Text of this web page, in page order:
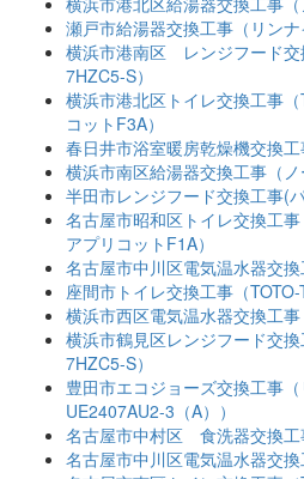
瀬戸市給湯器交換工事（リンナ
横浜市港南区 レンジフード交
7HZC5-S）
横浜市港北区トイレ交換工事
コットF3A）
春日井市浴室暖房乾燥機交換
横浜市南区給湯器交換工事（ノ
半田市レンジフード交換工事(
名古屋市昭和区トイレ交換工
アプリコットF1A）
名古屋市中川区電気温水器交換
座間市トイレ交換工事（TOTO-
横浜市西区電気温水器交換工事
横浜市鶴見区レンジフード交
7HZC5-S）
豊田市エコジョーズ交換工事
UE2407AU2-3（A））
名古屋市中村区 食洗器交換工
名古屋市中川区電気温水器交換